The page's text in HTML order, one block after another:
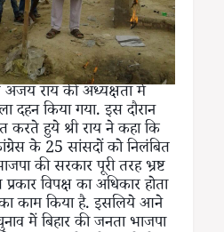
अजय राय की अध्यक्षता में
दहन किया गया. इस दौरान
हुये श्री राय ने कहा कि
के 25 सांसदों को निलंबित
की सरकार पूरी तरह भ्रष्ट
विपक्ष का अधिकार होता
काम किया है. इसलिये आने
में बिहार की जनता भाजपा